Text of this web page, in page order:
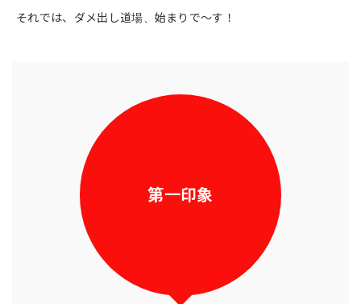
それでは、ダメ出し道場、始まりで〜す！
第一印象